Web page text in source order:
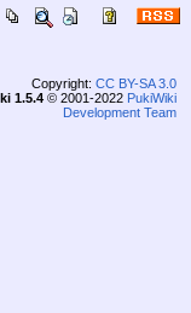
Copyright: CC BY-SA 3.0
1.5.4© 2001-2022 PukiWiki
Development Team